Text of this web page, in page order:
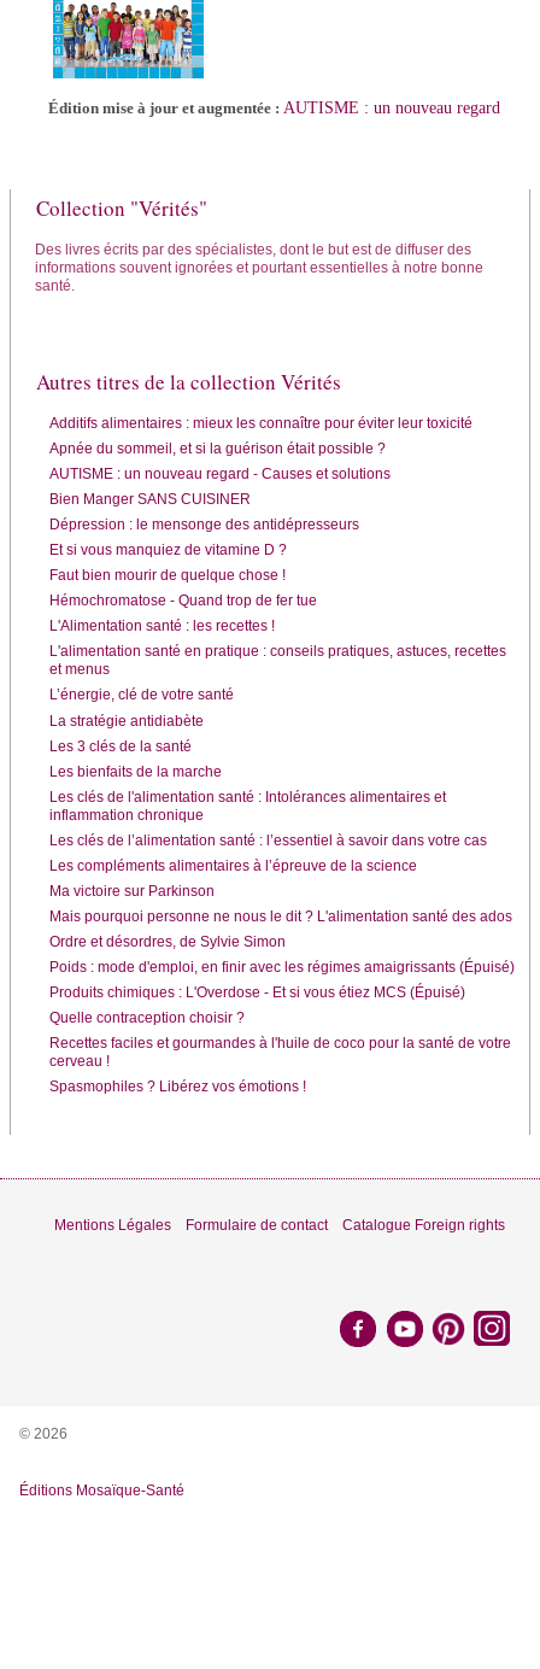
Édition mise à jour et augmentée : AUTISME : un nouveau regard
Collection "Vérités"
Des livres écrits par des spécialistes, dont le but est de diffuser des
informations souvent ignorées et pourtant essentielles à notre bonne
santé.
Autres titres de la collection Vérités
Additifs alimentaires : mieux les connaître pour éviter leur toxicité
Apnée du sommeil, et si la guérison était possible ?
AUTISME : un nouveau regard - Causes et solutions
Bien Manger SANS CUISINER
Dépression : le mensonge des antidépresseurs
Et si vous manquiez de vitamine D ?
Faut bien mourir de quelque chose !
Hémochromatose - Quand trop de fer tue
L'Alimentation santé : les recettes !
L'alimentation santé en pratique : conseils pratiques, astuces, recettes
et menus
L’énergie, clé de votre santé
La stratégie antidiabète
Les 3 clés de la santé
Les bienfaits de la marche
Les clés de l'alimentation santé : Intolérances alimentaires et
inflammation chronique
Les clés de l’alimentation santé : l’essentiel à savoir dans votre cas
Les compléments alimentaires à l’épreuve de la science
Ma victoire sur Parkinson
Mais pourquoi personne ne nous le dit ? L'alimentation santé des ados
Ordre et désordres, de Sylvie Simon
Poids : mode d'emploi, en finir avec les régimes amaigrissants (Épuisé)
Produits chimiques : L'Overdose - Et si vous étiez MCS (Épuisé)
Quelle contraception choisir ?
Recettes faciles et gourmandes à l'huile de coco pour la santé de votre
cerveau !
Spasmophiles ? Libérez vos émotions !
Mentions Légales Formulaire de contact Catalogue Foreign rights
© 2026
Éditions Mosaïque-Santé